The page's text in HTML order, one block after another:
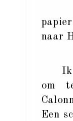
naar
Ik
om
Een